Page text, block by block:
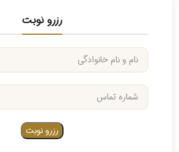
رزرو نوبت